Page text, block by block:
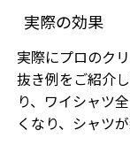
実際の効果
実際にプロのク
抜き例をご紹介
り、ワイシャツ
くなり、シャツ